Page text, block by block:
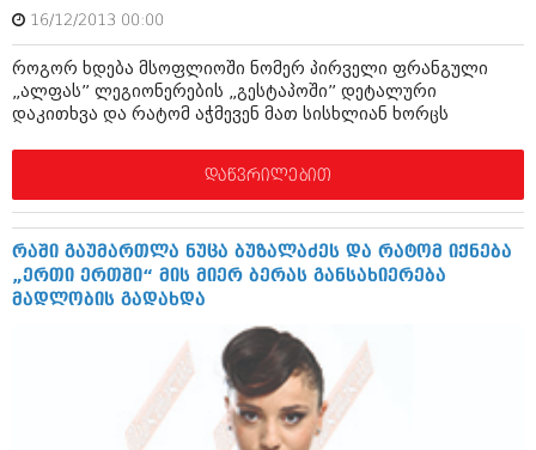
აგვისტო 2017 (212)
ივნისი 2017 (265)
მაისი 2017 (216)
აპრილი 2017 (220)
თებერვალი 2017 (205)
იანვარი 2017 (246)
დეკემბერი 2016 (207)
ნოემბერი 2016 (207)
ოქტომბერი 2016 (257)
სექტემბერი 2016 (224)
აგვისტო 2016 (258)
ივნისი 2016 (221)
მაისი 2016 (261)
აპრილი 2016 (215)
მარტი 2016 (200)
თებერვალი 2016 (250)
16/12/2013 00:00
როგორ ხდება მსოფლიოში ნომერ პირველი ფრანგული
„ალფას” ლეგიონერების „გესტაპოში” დეტალური
დაკითხვა და რატომ აჭმევენ მათ სისხლიან ხორცს
დაწვრილებით
რაში გაუმართლა ნუცა ბუზალაძეს და რატომ იქნება
„ერთი ერთში“ მის მიერ ბერას განსახიერება
მადლობის გადახდა